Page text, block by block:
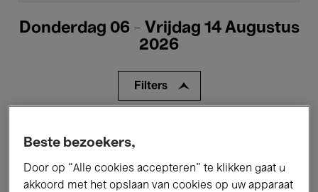
Donderdag 06 - Vrijdag 14 Augustus
2026
Filters
Tentoonstellingen Films
Beste bezoekers,
Door op “Alle cookies accepteren” te klikken gaat u
akkoord met het opslaan van cookies op uw apparaat